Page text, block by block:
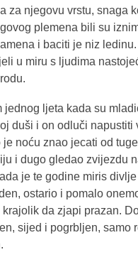
za njegovu vrstu, snaga
plemena bili su
i baciti je niz
u miru s ljudima
jednog ljeta kada su
duši i on odluči
je noću znao jecati od
i dugo gledao zvijezdu
je te godine miris
ostario i pomalo
krajolik da zjapi prazan.
sijed i pogrbljen, samo